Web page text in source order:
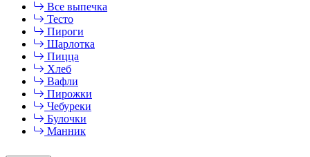
Все выпечка
Тесто
Пироги
Шарлотка
Пицца
Хлеб
Вафли
Пирожки
Чебуреки
Булочки
Манник